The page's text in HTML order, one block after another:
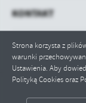
Strona korzysta z
warunki
Ustawienia. Aby
Polityką Cookies oraz
KONTAKT